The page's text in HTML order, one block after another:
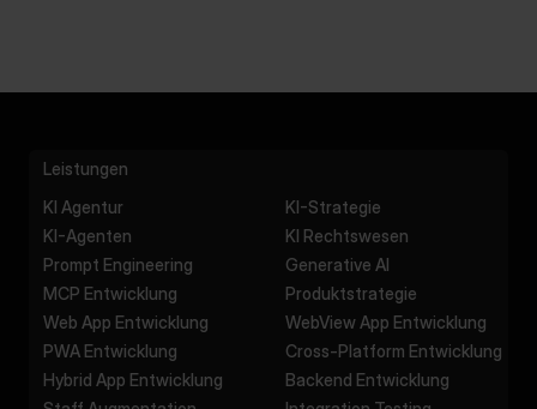
Leistungen
KI Agentur
KI-Strategie
KI-Agenten
KI Rechtswesen
Prompt Engineering
Generative AI
MCP Entwicklung
Produktstrategie
Web App Entwicklung
WebView App Entwicklung
PWA Entwicklung
Cross-Platform Entwicklung
Hybrid App Entwicklung
Backend Entwicklung